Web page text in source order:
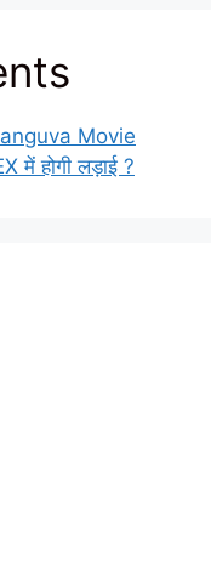
Movie
में होगी लड़ाई ?